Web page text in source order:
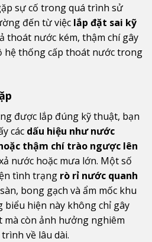
sự cố trong quá trình sử
đến từ việc lắp đặt sai kỹ
thoát nước kém, thậm chí gây
hệ thống cấp thoát nước trong
được lắp đúng kỹ thuật, bạn
các dấu hiệu như nước
thậm chí trào ngược lên
nước hoặc mưa lớn. Một số
tình trạng rò rỉ nước quanh
bong gạch và ẩm mốc khu
biểu hiện này không chỉ gây
còn ảnh hưởng nghiêm
về lâu dài.